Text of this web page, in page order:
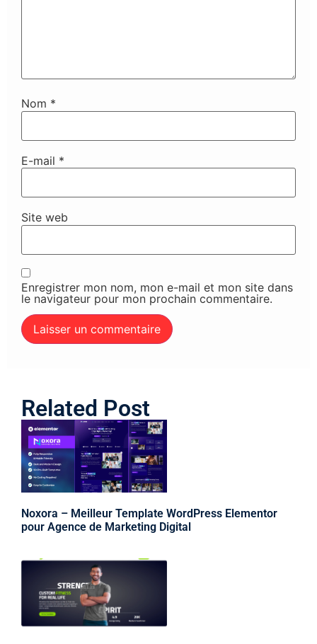
Nom *
E-mail *
Site web
Enregistrer mon nom, mon e-mail et mon site dans
le navigateur pour mon prochain commentaire.
Related Post
Noxora – Meilleur Template WordPress Elementor
pour Agence de Marketing Digital